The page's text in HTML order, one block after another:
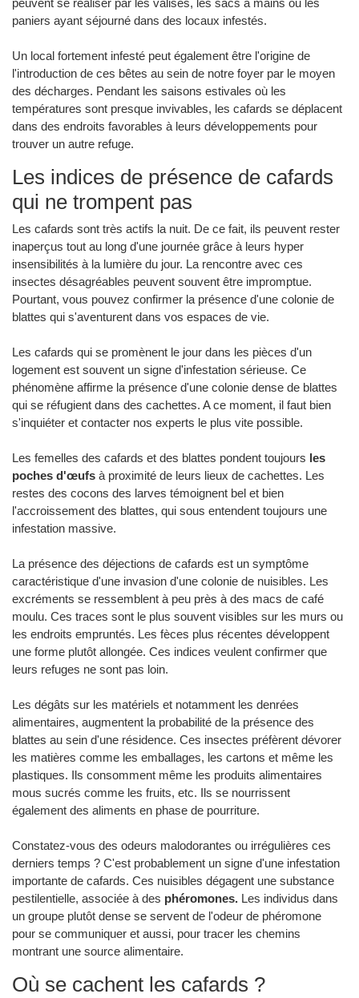
paniers ayant séjourné dans des locaux infestés.
Un local fortement infesté peut également être l'origine de
l'introduction de ces bêtes au sein de notre foyer par le moyen
des décharges. Pendant les saisons estivales où les
températures sont presque invivables, les cafards se déplacent
dans des endroits favorables à leurs développements pour
trouver un autre refuge.
Les indices de présence de cafards
qui ne trompent pas
Les cafards sont très actifs la nuit. De ce fait, ils peuvent rester
inaperçus tout au long d'une journée grâce à leurs hyper
insensibilités à la lumière du jour. La rencontre avec ces
insectes désagréables peuvent souvent être impromptue.
Pourtant, vous pouvez confirmer la présence d'une colonie de
blattes qui s'aventurent dans vos espaces de vie.
Les cafards qui se promènent le jour dans les pièces d'un
logement est souvent un signe d'infestation sérieuse. Ce
phénomène affirme la présence d'une colonie dense de blattes
qui se réfugient dans des cachettes. A ce moment, il faut bien
s'inquiéter et contacter nos experts le plus vite possible.
Les femelles des cafards et des blattes pondent toujours les
poches d'œufs à proximité de leurs lieux de cachettes. Les
restes des cocons des larves témoignent bel et bien
l'accroissement des blattes, qui sous entendent toujours une
infestation massive.
La présence des déjections de cafards est un symptôme
caractéristique d'une invasion d'une colonie de nuisibles. Les
excréments se ressemblent à peu près à des macs de café
moulu. Ces traces sont le plus souvent visibles sur les murs ou
les endroits empruntés. Les fèces plus récentes développent
une forme plutôt allongée. Ces indices veulent confirmer que
leurs refuges ne sont pas loin.
Les dégâts sur les matériels et notamment les denrées
alimentaires, augmentent la probabilité de la présence des
blattes au sein d'une résidence. Ces insectes préfèrent dévorer
les matières comme les emballages, les cartons et même les
plastiques. Ils consomment même les produits alimentaires
mous sucrés comme les fruits, etc. Ils se nourrissent
également des aliments en phase de pourriture.
Constatez-vous des odeurs malodorantes ou irrégulières ces
derniers temps ? C'est probablement un signe d'une infestation
importante de cafards. Ces nuisibles dégagent une substance
pestilentielle, associée à des phéromones. Les individus dans
un groupe plutôt dense se servent de l'odeur de phéromone
pour se communiquer et aussi, pour tracer les chemins
montrant une source alimentaire.
Où se cachent les cafards ?